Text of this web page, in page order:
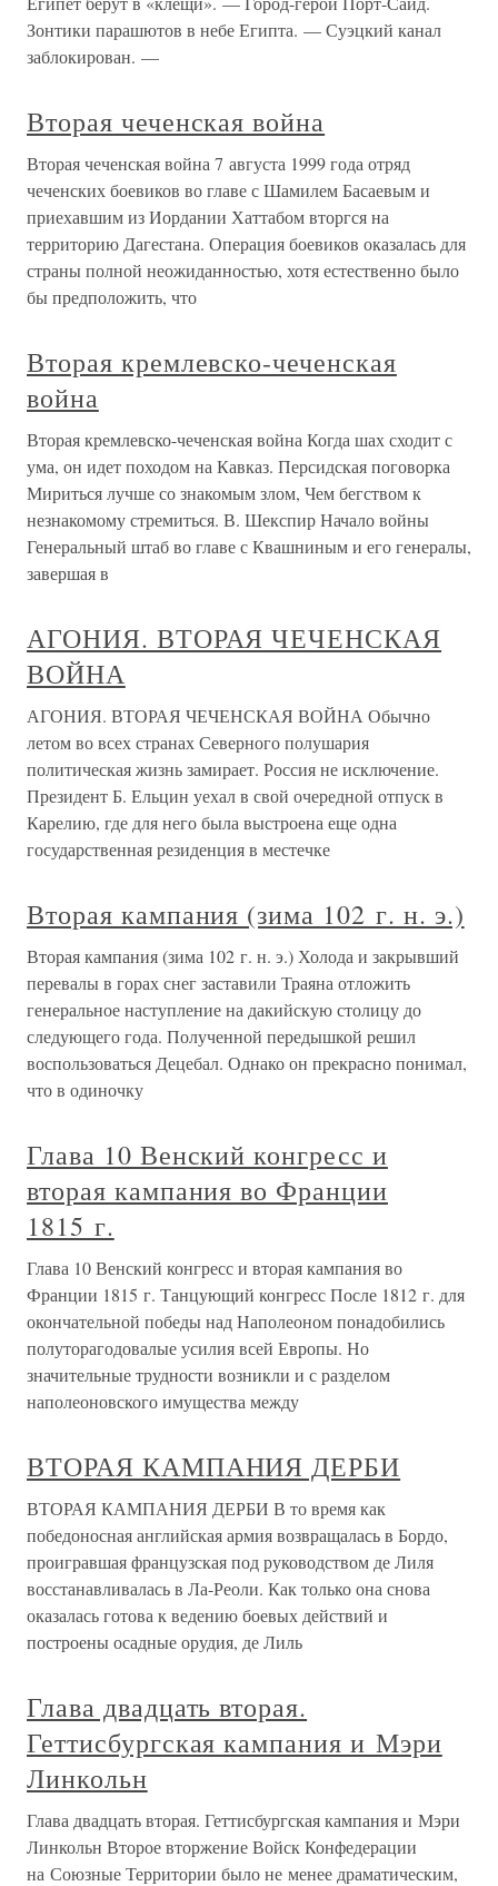
Зонтики парашютов в небе Египта. — Суэцкий канал
заблокирован. —
Вторая чеченская война
Вторая чеченская война 7 августа 1999 года отряд
чеченских боевиков во главе с Шамилем Басаевым и
приехавшим из Иордании Хаттабом вторгся на
территорию Дагестана. Операция боевиков оказалась для
страны полной неожиданностью, хотя естественно было
бы предположить, что
Вторая кремлевско-чеченская
война
Вторая кремлевско-чеченская война Когда шах сходит с
ума, он идет походом на Кавказ. Персидская поговорка
Мириться лучше со знакомым злом, Чем бегством к
незнакомому стремиться. В. Шекспир Начало войны
Генеральный штаб во главе с Квашниным и его генералы,
завершая в
АГОНИЯ. ВТОРАЯ ЧЕЧЕНСКАЯ
ВОЙНА
АГОНИЯ. ВТОРАЯ ЧЕЧЕНСКАЯ ВОЙНА Обычно
летом во всех странах Северного полушария
политическая жизнь замирает. Россия не исключение.
Президент Б. Ельцин уехал в свой очередной отпуск в
Карелию, где для него была выстроена еще одна
государственная резиденция в местечке
Вторая кампания (зима 102 г. н. э.)
Вторая кампания (зима 102 г. н. э.) Холода и закрывший
перевалы в горах снег заставили Траяна отложить
генеральное наступление на дакийскую столицу до
следующего года. Полученной передышкой решил
воспользоваться Децебал. Однако он прекрасно понимал,
что в одиночку
Глава 10 Венский конгресс и
вторая кампания во Франции
1815 г.
Глава 10 Венский конгресс и вторая кампания во
Франции 1815 г. Танцующий конгресс После 1812 г. для
окончательной победы над Наполеоном понадобились
полуторагодовалые усилия всей Европы. Но
значительные трудности возникли и с разделом
наполеоновского имущества между
ВТОРАЯ КАМПАНИЯ ДЕРБИ
ВТОРАЯ КАМПАНИЯ ДЕРБИ В то время как
победоносная английская армия возвращалась в Бордо,
проигравшая французская под руководством де Лиля
восстанавливалась в Ла-Реоли. Как только она снова
оказалась готова к ведению боевых действий и
построены осадные орудия, де Лиль
Глава двадцать вторая.
Геттисбургская кампания и Мэри
Линкольн
Глава двадцать вторая. Геттисбургская кампания и Мэри
Линкольн Второе вторжение Войск Конфедерации
на Союзные Территории было не менее драматическим,